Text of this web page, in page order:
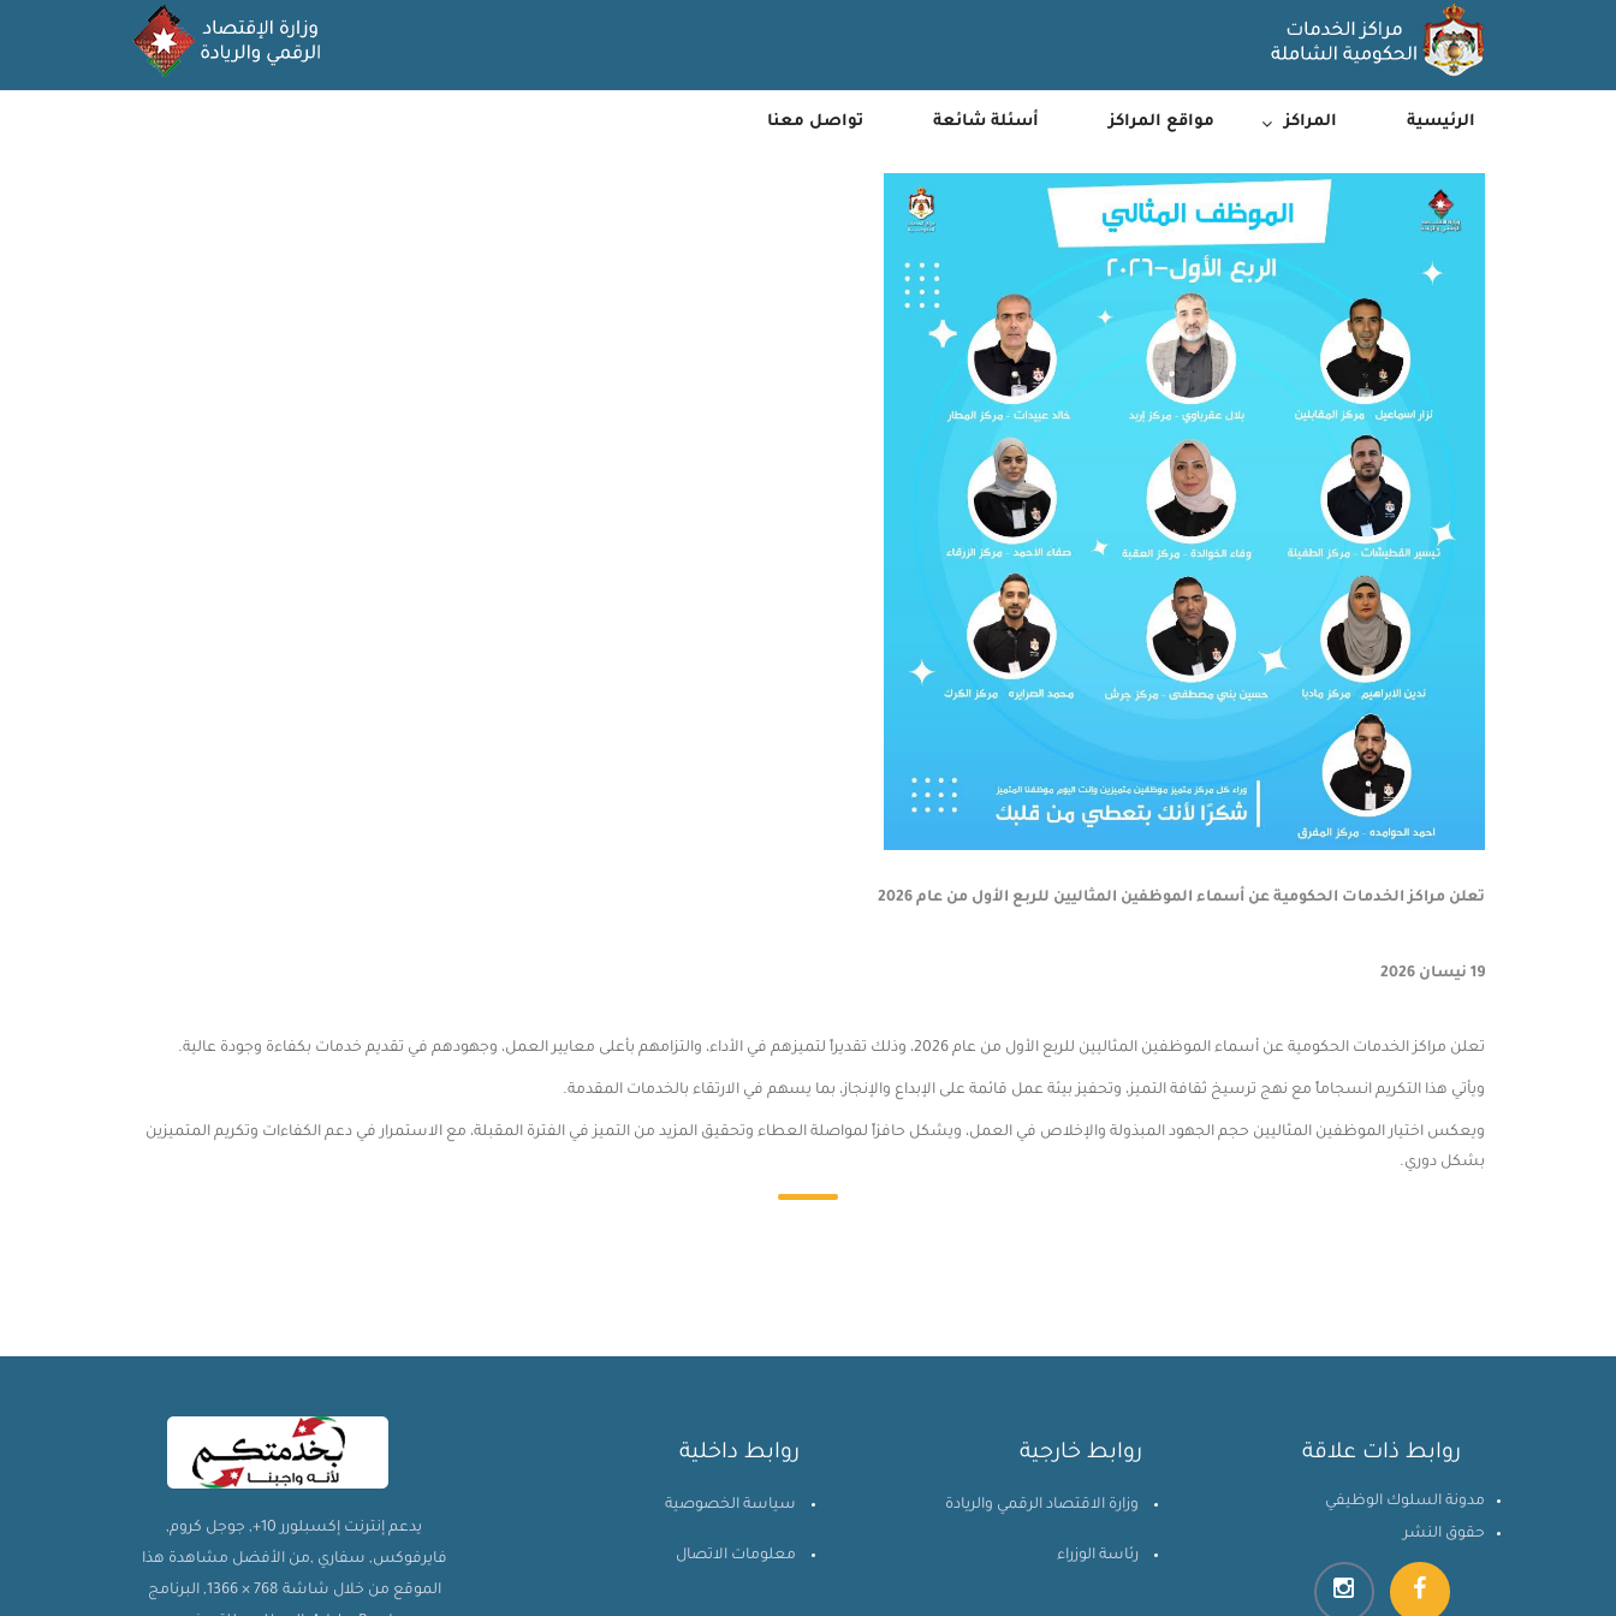
الرئيسية المراكز مواقع المراكز أسئلة شائعة تواصل معنا
تعلن مراكز الخدمات الحكومية عن أسماء الموظفين المثاليين للربع الأول من عام 2026
19 نيسان 2026
تعلن مراكز الخدمات الحكومية عن أسماء الموظفين المثاليين للربع الأول من عام 2026، وذلك تقديراً لتميزهم في الأداء، والتزامهم بأعلى معايير العمل، وجهودهم في تقديم خدمات بكفاءة وجودة عالية.
ويأتي هذا التكريم انسجاماً مع نهج ترسيخ ثقافة التميز، وتحفيز بيئة عمل قائمة على الإبداع والإنجاز، بما يسهم في الارتقاء بالخدمات المقدمة.
ويعكس اختيار الموظفين المثاليين حجم الجهود المبذولة والإخلاص في العمل، ويشكل حافزاً لمواصلة العطاء وتحقيق المزيد من التميز في الفترة المقبلة، مع الاستمرار في دعم الكفاءات وتكريم المتميزين
بشكل دوري.
يدعم إنترنت إكسبلورر 10+, جوجل كروم,
فايرفوكس, سفاري ,من الأفضل مشاهدة هذا
الموقع من خلال شاشة 768 × 1366, البرنامج
روابط داخلية
سياسة الخصوصية
معلومات الاتصال
روابط خارجية
وزارة الاقتصاد الرقمي والريادة
رئاسة الوزراء
روابط ذات علاقة
مدونة السلوك الوظيفي
حقوق النشر